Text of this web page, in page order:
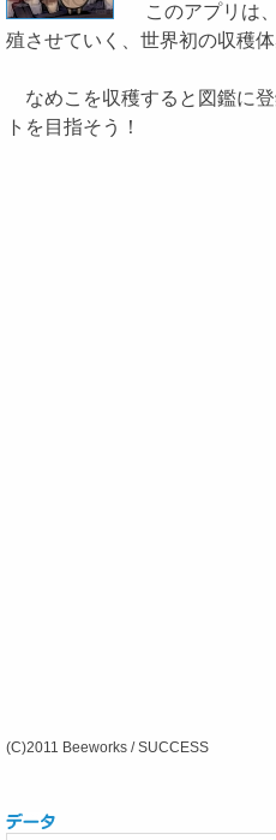
このアプリは、
殖させていく、世界初の収穫
なめこを収穫すると図鑑に
トを目指そう！
(C)2011 Beeworks / SUCCESS